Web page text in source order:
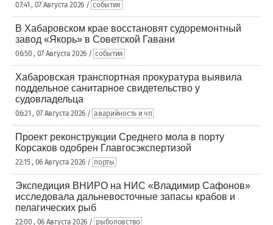
07:41 , 07 Августа 2026 / события
В Хабаровском крае восстановят судоремонтный
завод «Якорь» в Советской Гавани
06:50 , 07 Августа 2026 / события
Хабаровская транспортная прокуратура выявила
поддельное санитарное свидетельство у
судовладельца
06:21 , 07 Августа 2026 / аварийность и чп
Проект реконструкции Среднего мола в порту
Корсаков одобрен Главгосэкспертизой
22:15 , 06 Августа 2026 / порты
Экспедиция ВНИРО на НИС «Владимир Сафонов»
исследовала дальневосточные запасы крабов и
пелагических рыб
22:00 , 06 Августа 2026 / рыболовство